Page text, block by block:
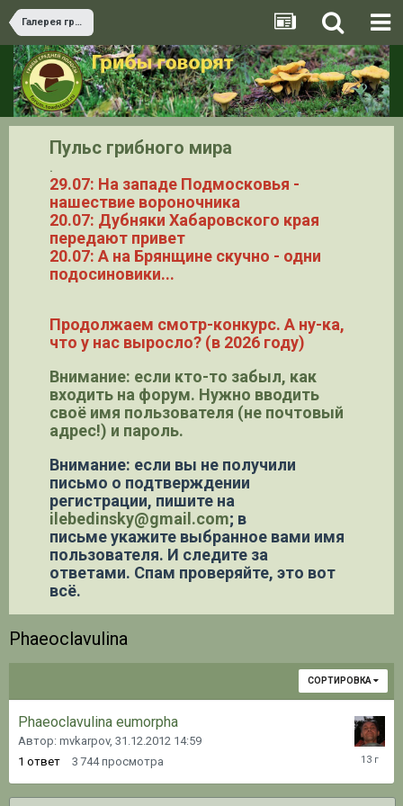
Галерея грибов
Пульс грибного мира
.
29.07: На западе Подмосковья -
нашествие вороночника
20.07: Дубняки Хабаровского края
передают привет
20.07: А на Брянщине скучно - одни
подосиновики...
Продолжаем смотр-конкурс. А ну-ка,
что у нас выросло? (в 2026 году)
Внимание: если кто-то забыл, как
входить на форум. Нужно вводить
своё имя пользователя (не почтовый
адрес!) и пароль.
Внимание: если вы не получили
письмо о подтверждении
регистрации, пишите на
ilebedinsky@gmail.com; в
письме укажите выбранное вами имя
пользователя. И следите за
ответами. Спам проверяйте, это вот
всё.
Phaeoclavulina
СОРТИРОВКА
Phaeoclavulina eumorpha
Автор: mvkarpov, 31.12.2012 14:59
1 ответ 3 744 просмотра